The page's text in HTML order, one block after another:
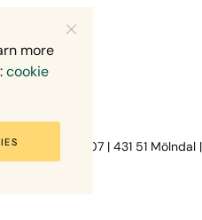
407 | 431 51
more
cookie